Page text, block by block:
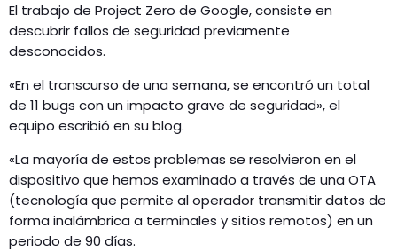
El trabajo de Project Zero de Google, consiste en
descubrir fallos de seguridad previamente
desconocidos.
«En el transcurso de una semana, se encontró un total
de 11 bugs con un impacto grave de seguridad», el
equipo escribió en su blog.
«La mayoría de estos problemas se resolvieron en el
dispositivo que hemos examinado a través de una OTA
(tecnología que permite al operador transmitir datos de
forma inalámbrica a terminales y sitios remotos) en un
periodo de 90 días.